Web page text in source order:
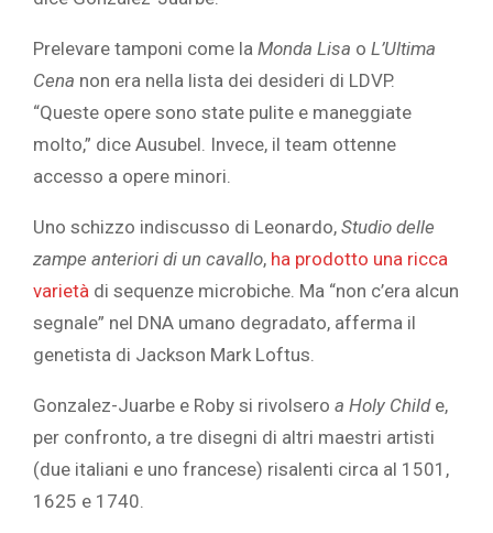
Prelevare tamponi come la Monda Lisa o L’Ultima
Cena non era nella lista dei desideri di LDVP.
“Queste opere sono state pulite e maneggiate
molto,” dice Ausubel. Invece, il team ottenne
accesso a opere minori.
Uno schizzo indiscusso di Leonardo, Studio delle
zampe anteriori di un cavallo, ha prodotto una ricca
varietà di sequenze microbiche. Ma “non c’era alcun
segnale” nel DNA umano degradato, afferma il
genetista di Jackson Mark Loftus.
Gonzalez-Juarbe e Roby si rivolsero a Holy Child e,
per confronto, a tre disegni di altri maestri artisti
(due italiani e uno francese) risalenti circa al 1501,
1625 e 1740.